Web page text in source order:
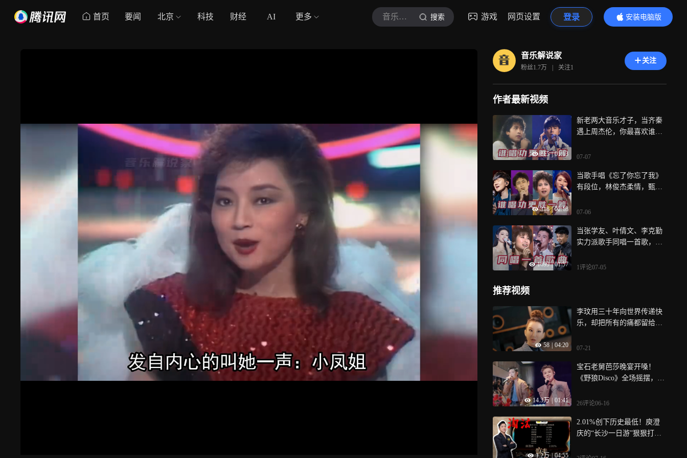
首页 要闻 北京 科技 财经 AI 更多 音乐解说家 搜索 游戏 网页设置 登录
安装电脑版
内容更精彩
音乐解说家
粉丝1.7万 | 关注1
关注
作者最新视频
815 | 01:13
新老两大音乐才子，当齐秦
遇上周杰伦，你最喜欢谁的
07-07
318 | 02:18
当歌手唱《忘了你忘了我》
有段位，林俊杰柔情，甄妮
07-06
1699 | 01:57
当张学友、叶倩文、李克勤
实力派歌手同唱一首歌，谁
1评论07-05
推荐视频
58 04:20
李玟用三十年向世界传递快
乐，却把所有的痛都留给了
07-21
14.3万 01:41
宝石老舅芭莎晚宴开嗓！
《野狼Disco》全场摇摆，网
26评论06-16
1.2万 | 04:55
2.01%创下历史最低！庾澄
庆的“长沙一日游”狠狠打了